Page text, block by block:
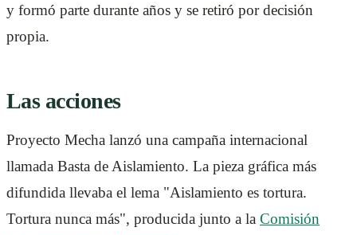
y formó parte durante años y se retiró por decisión
propia.
Las acciones
Proyecto Mecha lanzó una campaña internacional
llamada Basta de Aislamiento. La pieza gráfica más
difundida llevaba el lema "Aislamiento es tortura.
Tortura nunca más", producida junto a la Comisión